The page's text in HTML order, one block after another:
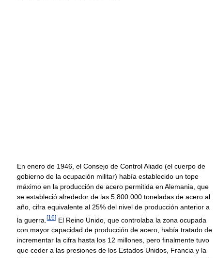
En enero de 1946, el Consejo de Control Aliado (el cuerpo de
gobierno de la ocupación militar) había establecido un tope
máximo en la producción de acero permitida en Alemania, que
se estableció alrededor de las 5.800.000 toneladas de acero al
año, cifra equivalente al 25% del nivel de producción anterior a
la guerra. [16] El Reino Unido, que controlaba la zona ocupada
con mayor capacidad de producción de acero, había tratado de
incrementar la cifra hasta los 12 millones, pero finalmente tuvo
que ceder a las presiones de los Estados Unidos, Francia y la